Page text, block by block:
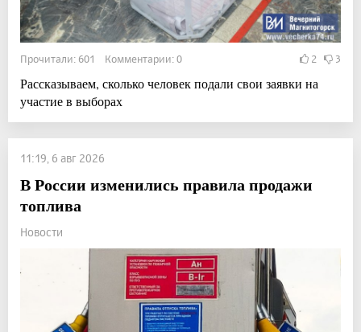
Прочитали: 601 Комментарии: 0 2 3
Рассказываем, сколько человек подали свои заявки на
участие в выборах
11:19, 6 авг 2026
В России изменились правила продажи
топлива
Новости